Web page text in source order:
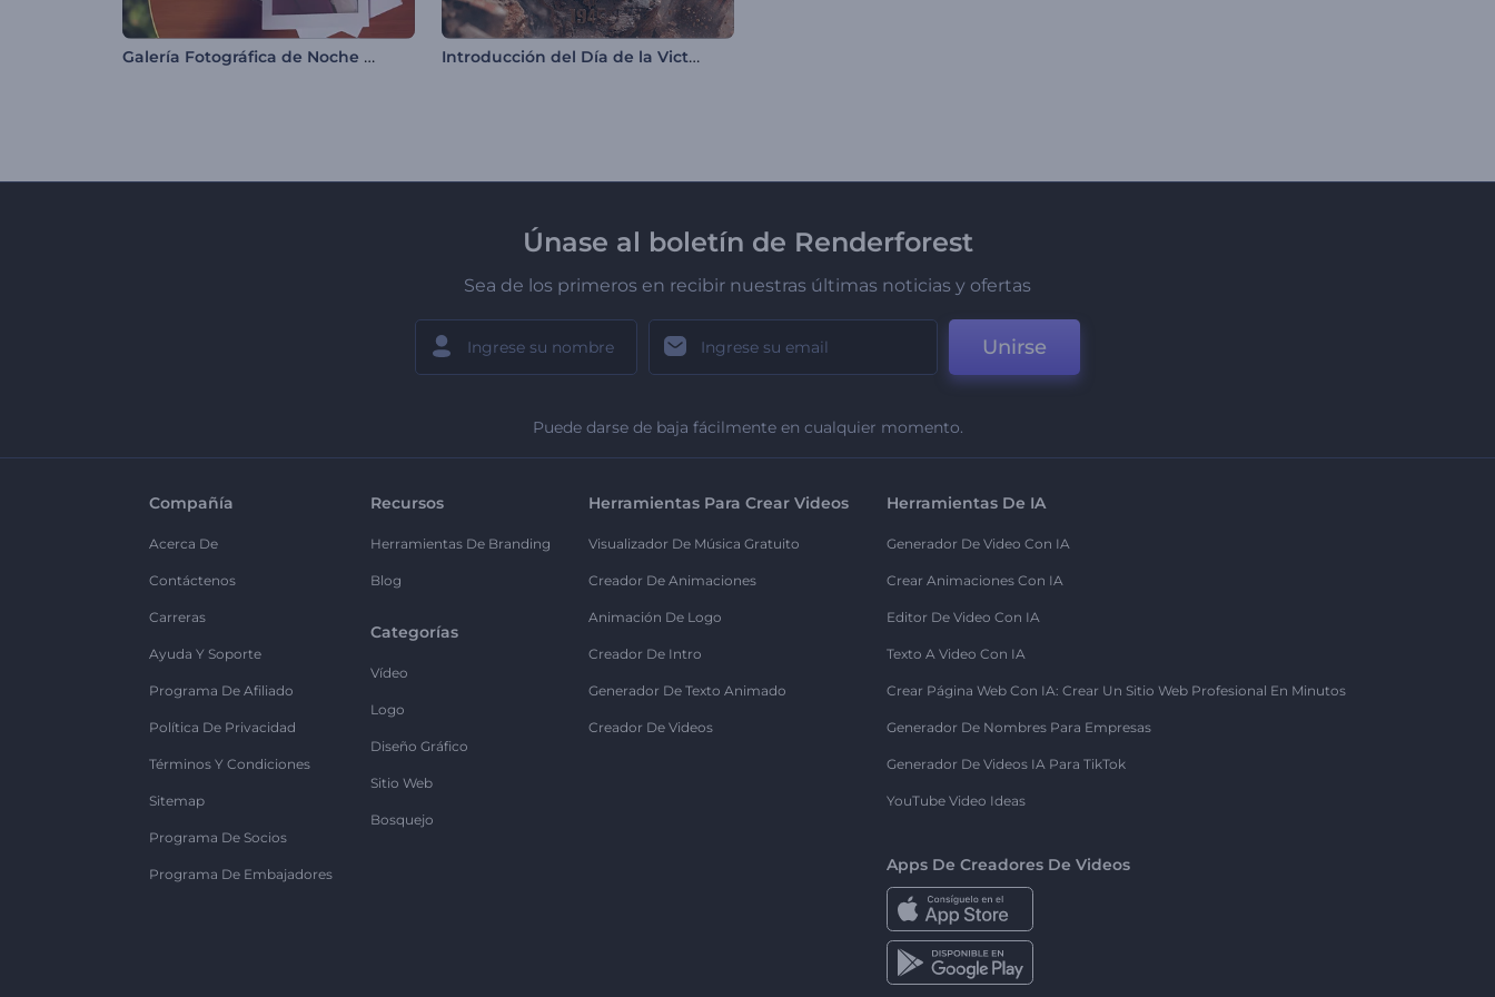
Galería Fotográfica de Noche Romántica Introducción del Día de la Victoria – 9 de Mayo
Únase al boletín de Renderforest
Sea de los primeros en recibir nuestras últimas noticias y ofertas
Unirse
Puede darse de baja fácilmente en cualquier momento.
Compañía
Acerca De
Contáctenos
Carreras
Ayuda Y Soporte
Programa De Afiliado
Política De Privacidad
Términos Y Condiciones
Sitemap
Programa De Socios
Programa De Embajadores
Recursos
Herramientas De Branding
Blog
Categorías
Vídeo
Logo
Diseño Gráfico
Sitio Web
Bosquejo
Herramientas Para Crear Videos
Visualizador De Música Gratuito
Creador De Animaciones
Animación De Logo
Creador De Intro
Generador De Texto Animado
Creador De Videos
Herramientas De IA
Generador De Video Con IA
Crear Animaciones Con IA
Editor De Video Con IA
Texto A Video Con IA
Crear Página Web Con IA: Crear Un Sitio Web Profesional En Minutos
Generador De Nombres Para Empresas
Generador De Videos IA Para TikTok
YouTube Video Ideas
Apps De Creadores De Videos